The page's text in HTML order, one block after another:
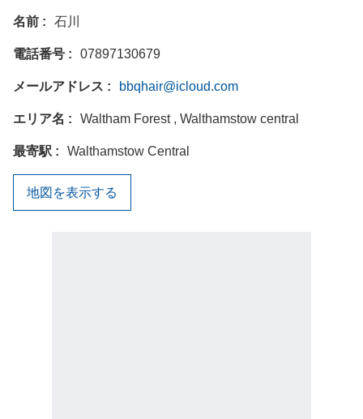
名前 石川
電話番号 07897130679
メールアドレス bbqhair@icloud.com
エリア名 Waltham Forest , Walthamstow central
最寄駅 Walthamstow Central
地図を表示する